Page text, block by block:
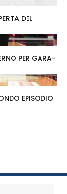
DEL
PER GARA-
EPISODIO